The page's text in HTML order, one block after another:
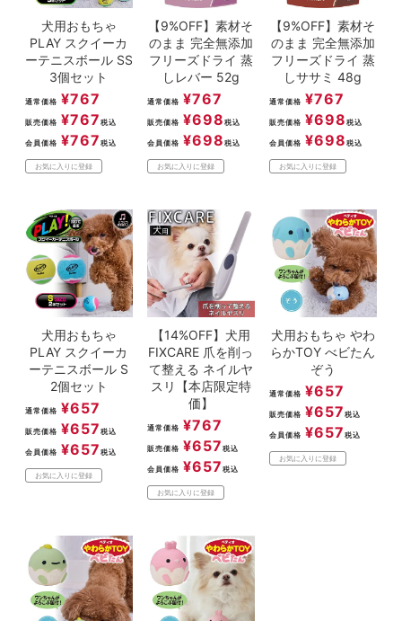
犬用おもちゃ
PLAY スクイーカ
ーテニスボール SS
3個セット
通常価格 ¥767
販売価格 ¥767 税込
会員価格 ¥767 税込
お気に入りに登録
【9%OFF】素材そ
のまま 完全無添加
フリーズドライ 蒸
しレバー 52g
通常価格 ¥767
販売価格 ¥698 税込
会員価格 ¥698 税込
お気に入りに登録
【9%OFF】素材そ
のまま 完全無添加
フリーズドライ 蒸
しササミ 48g
通常価格 ¥767
販売価格 ¥698 税込
会員価格 ¥698 税込
お気に入りに登録
犬用おもちゃ
PLAY スクイーカ
ーテニスボール S
2個セット
通常価格 ¥657
販売価格 ¥657 税込
会員価格 ¥657 税込
お気に入りに登録
【14%OFF】犬用
FIXCARE 爪を削っ
て整える ネイルヤ
スリ【本店限定特
価】
通常価格 ¥767
販売価格 ¥657 税込
会員価格 ¥657 税込
お気に入りに登録
犬用おもちゃ やわ
らかTOY べビたん
ぞう
通常価格 ¥657
販売価格 ¥657 税込
会員価格 ¥657 税込
お気に入りに登録